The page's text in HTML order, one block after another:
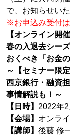
で、お知らせいた
※お申込み受付は
【オンライン開催
春の入退去シー
おくべき「お金
～【セミナー限
西京銀行・融資
事情解説も！～
【日時】 2022年
【会場】 オンラ
【講師】後藤 修